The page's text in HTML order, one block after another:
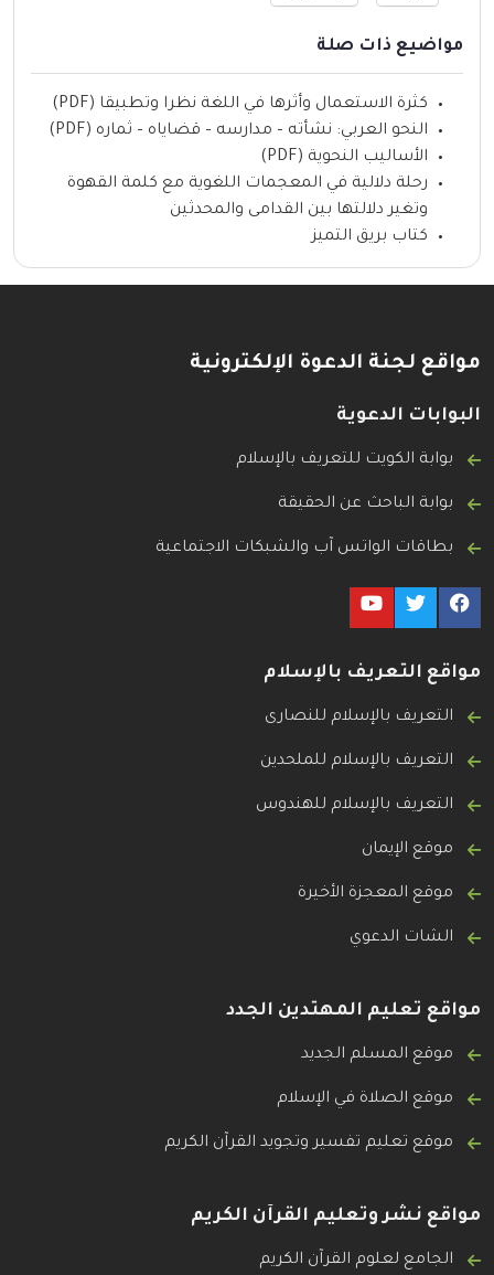
مواضيع ذات صلة
كثرة الاستعمال وأثرها في اللغة نظرا وتطبيقا (PDF)
النحو العربي: نشأته – مدارسه – قضاياه – ثماره (PDF)
الأساليب النحوية (PDF)
رحلة دلالية في المعجمات اللغوية مع كلمة القهوة
وتغير دلالتها بين القدامى والمحدثين
كتاب بريق التميز
مواقع لجنة الدعوة الإلكترونية
البوابات الدعوية
بوابة الكويت للتعريف بالإسلام
بوابة الباحث عن الحقيقة
بطاقات الواتس آب والشبكات الاجتماعية
مواقع التعريف بالإسلام
التعريف بالإسلام للنصارى
التعريف بالإسلام للملحدين
التعريف بالإسلام للهندوس
موقع الإيمان
موقع المعجزة الأخيرة
الشات الدعوي
مواقع تعليم المهتدين الجدد
موقع المسلم الجديد
موقع الصلاة في الإسلام
موقع تعليم تفسير وتجويد القرآن الكريم
مواقع نشر وتعليم القرآن الكريم
الجامع لعلوم القرآن الكريم